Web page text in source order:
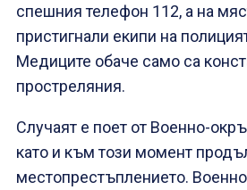
спешния телефон 112, а на
пристигнали екипи на
Медиците обаче само са
простреляния.
Случаят е поет от Военно-
като и към този момент
местопрестъплението.